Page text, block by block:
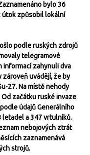
bylo 36
útok způsobil lokální
podle ruských zdrojů
telegramové
informací zahynuli dva
uvádějí, že by
27. Na místě nehody
začátku ruské invaze
údajů Generálního
letadel a 347 vrtulníků.
nebojových ztrát
zaznamenává
strojů.